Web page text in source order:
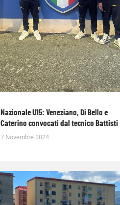
Nazionale U15: Veneziano, Di Bello e
Caterino convocati dal tecnico Battisti
7 Novembre 2024